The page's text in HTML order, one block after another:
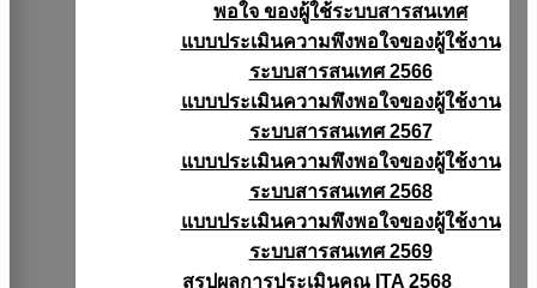
พอใจ ของผู้ใช้ระบบสารสนเทศ
แบบประเมินความพึงพอใจของผู้ใช้งาน
ระบบสารสนเทศ 2566
แบบประเมินความพึงพอใจของผู้ใช้งาน
ระบบสารสนเทศ 2567
แบบประเมินความพึงพอใจของผู้ใช้งาน
ระบบสารสนเทศ 2568
แบบประเมินความพึงพอใจของผู้ใช้งาน
ระบบสารสนเทศ 2569
สรุปผลการประเมินคุณ ITA 2568